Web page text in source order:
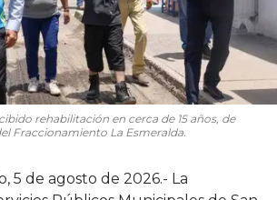
rehabilitación en cerca de 15 años, de
Fraccionamiento La Esmeralda.
5 de agosto de 2026.- La